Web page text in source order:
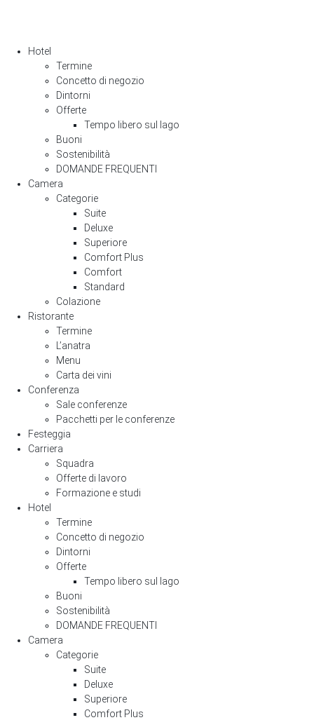
Hotel
Termine
Concetto di negozio
Dintorni
Offerte
Tempo libero sul lago
Buoni
Sostenibilità
DOMANDE FREQUENTI
Camera
Categorie
Suite
Deluxe
Superiore
Comfort Plus
Comfort
Standard
Colazione
Ristorante
Termine
L’anatra
Menu
Carta dei vini
Conferenza
Sale conferenze
Pacchetti per le conferenze
Festeggia
Carriera
Squadra
Offerte di lavoro
Formazione e studi
Hotel
Termine
Concetto di negozio
Dintorni
Offerte
Tempo libero sul lago
Buoni
Sostenibilità
DOMANDE FREQUENTI
Camera
Categorie
Suite
Deluxe
Superiore
Comfort Plus